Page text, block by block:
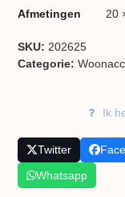
Afmetingen 20
SKU: 202625
Categorie:
Ik
Twitter
Whatsapp